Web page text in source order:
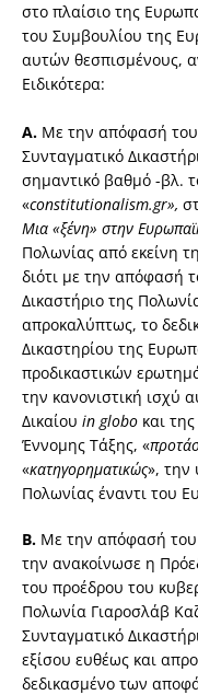
στο πλαίσιο της
του Συμβουλίου της
αυτών θεσπισμένους,
Ειδικότερα:
Α. Με την απόφασή
Συνταγματικό
σημαντικό βαθμό -βλ.
«constitutionalism.gr»,
Μια «ξένη» στην
Πολωνίας από εκείνη
διότι με την απόφασή
Δικαστήριο της
απροκαλύπτως, το
Δικαστηρίου της
προδικαστικών
την κανονιστική ισχύ
Δικαίου in globo και
Έννομης Τάξης, «
«κατηγορηματικώς», την
Πολωνίας έναντι του
Β. Με την απόφασή
την ανακοίνωσε η
του προέδρου του
Πολωνία Γιαροσλάβ
Συνταγματικό
εξίσου ευθέως και
δεδικασμένο των